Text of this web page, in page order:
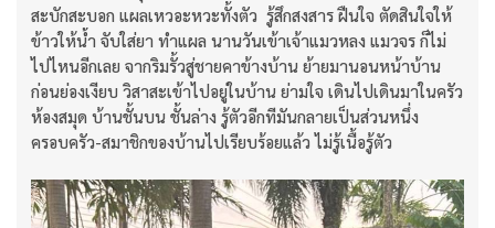
สะบักสะบอก แผลเหวอะหวะทั้งตัว รู้สึกสงสาร ฝืนใจ ตัดสินใจให้
ข้าวให้น้ำ จับใส่ยา ทำแผล นานวันเข้าเจ้าแมวหลง แมวจร ก็ไม่
ไปไหนอีกเลย จากริมรั้วสู่ชายคาข้างบ้าน ย้ายมานอนหน้าบ้าน
ก่อนย่องเงียบ วิสาสะเข้าไปอยู่ในบ้าน ย่ามใจ เดินไปเดินมาในครัว
ห้องสมุด บ้านชั้นบน ชั้นล่าง รู้ตัวอีกทีมันกลายเป็นส่วนหนึ่ง
ครอบครัว-สมาชิกของบ้านไปเรียบร้อยแล้ว ไม่รู้เนื้อรู้ตัว